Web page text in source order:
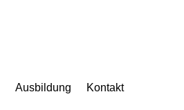
Ausbildung Kontakt